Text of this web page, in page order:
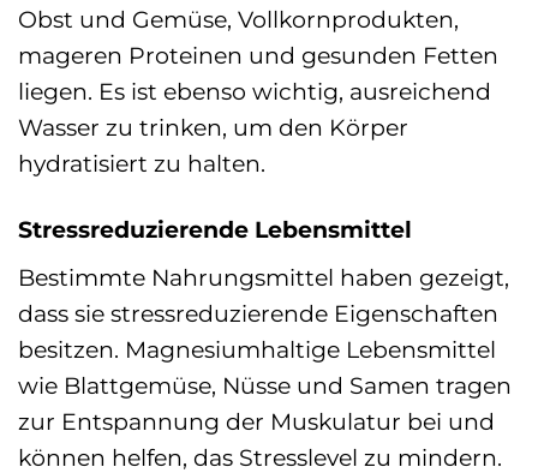
Obst und Gemüse, Vollkornprodukten,
mageren Proteinen und gesunden Fetten
liegen. Es ist ebenso wichtig, ausreichend
Wasser zu trinken, um den Körper
hydratisiert zu halten.
Stressreduzierende Lebensmittel
Bestimmte Nahrungsmittel haben gezeigt,
dass sie stressreduzierende Eigenschaften
besitzen. Magnesiumhaltige Lebensmittel
wie Blattgemüse, Nüsse und Samen tragen
zur Entspannung der Muskulatur bei und
können helfen, das Stresslevel zu mindern.